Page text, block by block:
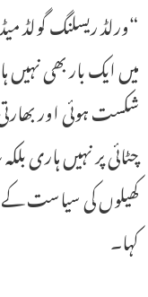
میں ایک بار بھی
شکست ہوئی اور
چٹائی پر نہیں ہاری
کھیلوں کی سیاست
کہا۔